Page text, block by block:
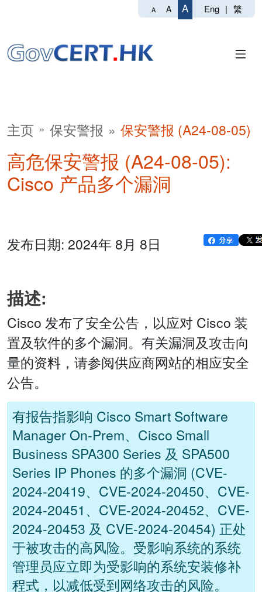
A A A Eng | 繁
主页 保安警报 保安警报 (A24-08-05)
高危保安警报 (A24-08-05):
Cisco 产品多个漏洞
发布日期: 2024年 8月 8日
描述:
Cisco 发布了安全公告，以应对 Cisco 装
置及软件的多个漏洞。有关漏洞及攻击向
量的资料，请参阅供应商网站的相应安全
公告。
有报告指影响 Cisco Smart Software
Manager On-Prem、Cisco Small
Business SPA300 Series 及 SPA500
Series IP Phones 的多个漏洞 (CVE-
2024-20419、CVE-2024-20450、CVE-
2024-20451、CVE-2024-20452、CVE-
2024-20453 及 CVE-2024-20454) 正处
于被攻击的高风险。受影响系统的系统
管理员应立即为受影响的系统安装修补
程式，以减低受到网络攻击的风险。